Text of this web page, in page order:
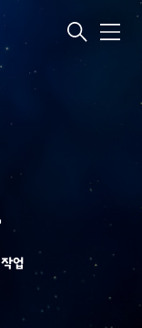
메
업